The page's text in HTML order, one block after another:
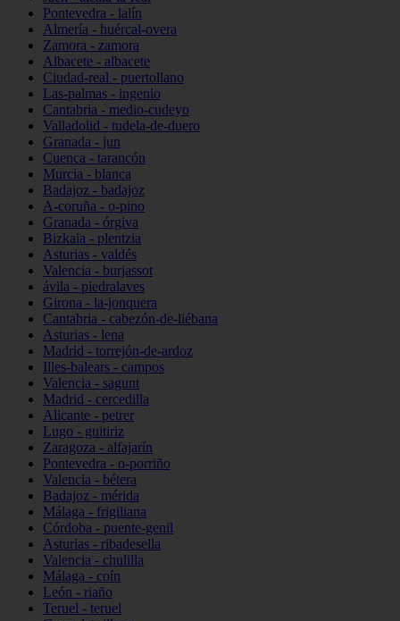
Pontevedra - lalín
Almería - huércal-overa
Zamora - zamora
Albacete - albacete
Ciudad-real - puertollano
Las-palmas - ingenio
Cantabria - medio-cudeyo
Valladolid - tudela-de-duero
Granada - jun
Cuenca - tarancón
Murcia - blanca
Badajoz - badajoz
A-coruña - o-pino
Granada - órgiva
Bizkaia - plentzia
Asturias - valdés
Valencia - burjassot
ávila - piedralaves
Girona - la-jonquera
Cantabria - cabezón-de-liébana
Asturias - lena
Madrid - torrejón-de-ardoz
Illes-balears - campos
Valencia - sagunt
Madrid - cercedilla
Alicante - petrer
Lugo - guitiriz
Zaragoza - alfajarín
Pontevedra - o-porriño
Valencia - bétera
Badajoz - mérida
Málaga - frigiliana
Córdoba - puente-genil
Asturias - ribadesella
Valencia - chulilla
Málaga - coín
León - riaño
Teruel - teruel